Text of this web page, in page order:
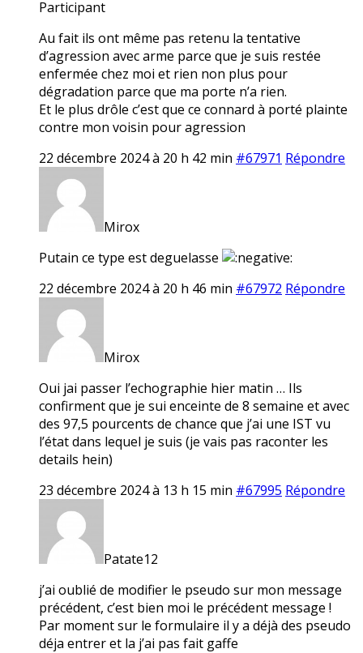
Participant
Au fait ils ont même pas retenu la tentative
d’agression avec arme parce que je suis restée
enfermée chez moi et rien non plus pour
dégradation parce que ma porte n’a rien.
Et le plus drôle c’est que ce connard à porté plainte
contre mon voisin pour agression
22 décembre 2024 à 20 h 42 min #67971 Répondre
Mirox
Putain ce type est deguelasse
22 décembre 2024 à 20 h 46 min #67972 Répondre
Mirox
Oui jai passer l’echographie hier matin … Ils
confirment que je sui enceinte de 8 semaine et avec
des 97,5 pourcents de chance que j’ai une IST vu
l’état dans lequel je suis (je vais pas raconter les
details hein)
23 décembre 2024 à 13 h 15 min #67995 Répondre
Patate12
j’ai oublié de modifier le pseudo sur mon message
précédent, c’est bien moi le précédent message !
Par moment sur le formulaire il y a déjà des pseudo
déja entrer et la j’ai pas fait gaffe